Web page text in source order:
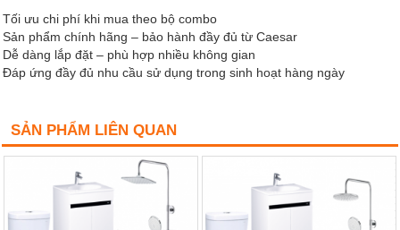
Tối ưu chi phí khi mua theo bộ combo
Sản phẩm chính hãng – bảo hành đầy đủ từ Caesar
Dễ dàng lắp đặt – phù hợp nhiều không gian
Đáp ứng đầy đủ nhu cầu sử dụng trong sinh hoạt hàng ngày
SẢN PHẨM LIÊN QUAN